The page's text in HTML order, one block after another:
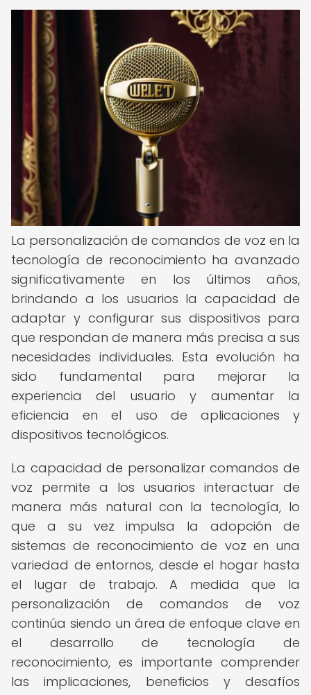
La personalización de comandos de voz en la
tecnología de reconocimiento ha avanzado
significativamente en los últimos años,
brindando a los usuarios la capacidad de
adaptar y configurar sus dispositivos para
que respondan de manera más precisa a sus
necesidades individuales. Esta evolución ha
sido fundamental para mejorar la
experiencia del usuario y aumentar la
eficiencia en el uso de aplicaciones y
dispositivos tecnológicos.
La capacidad de personalizar comandos de
voz permite a los usuarios interactuar de
manera más natural con la tecnología, lo
que a su vez impulsa la adopción de
sistemas de reconocimiento de voz en una
variedad de entornos, desde el hogar hasta
el lugar de trabajo. A medida que la
personalización de comandos de voz
continúa siendo un área de enfoque clave en
el desarrollo de tecnología de
reconocimiento, es importante comprender
las implicaciones, beneficios y desafíos